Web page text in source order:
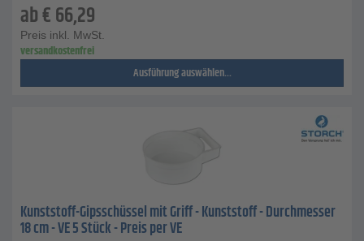
ab€66,29
Preis inkl. MwSt.
versandkostenfrei
Ausführung auswählen...
Kunststoff-Gipsschüssel mit Griff - Kunststoff - Durchmesser
18 cm - VE 5 Stück - Preis per VE